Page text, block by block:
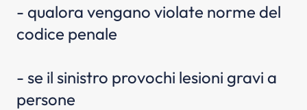
- qualora vengano violate norme del
codice penale
- se il sinistro provochi lesioni gravi a
persone